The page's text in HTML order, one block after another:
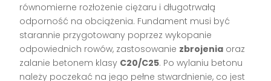
równomierne rozłożenie ciężaru i długotrwałą
odporność na obciążenia. Fundament musi być
starannie przygotowany poprzez wykopanie
odpowiednich rowów, zastosowanie zbrojenia oraz
zalanie betonem klasy C20/C25. Po wylaniu betonu
należy poczekać na jego pełne stwardnienie, co jest